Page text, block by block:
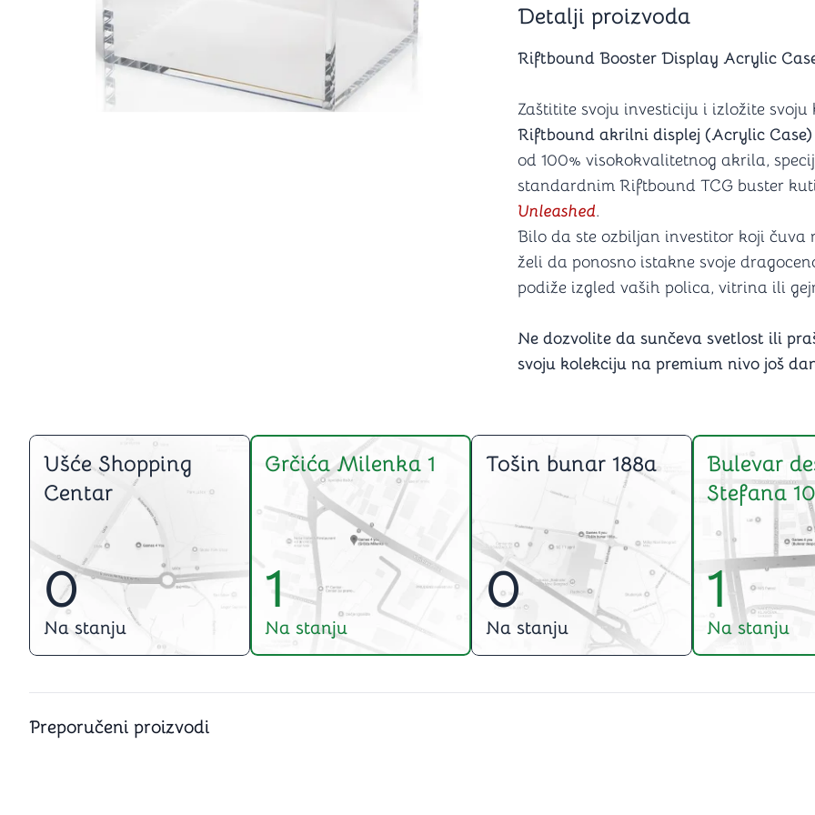
(TCG)
Yu-Gi-Oh
Pokemon
Šah
Domine
4 u 1 igre
Backgammon (Tavla)
Kockice
Kutijice
Mozgalice
Hanayama
Kocke
Ostale mozgalice
Stripovi
Detalji proizvoda
Riftbound Booster Display Acrylic
Zaštitite svoju investiciju i izložite
Riftbound akrilni displej (Acrylic Case)
od 100% visokokvalitetnog akrila,
standardnim Riftbound TCG buster
Unleashed.
Bilo da ste ozbiljan investitor koji čuva
želi da ponosno istakne svoje
podiže izgled vaših polica, vitrina ili
Ne dozvolite da sunčeva svetlost ili
svoju kolekciju na premium nivo još
Ušće Shopping
Centar
0
Na stanju
Grčića Milenka 1
1
Na stanju
Tošin bunar 188a
0
Na stanju
Bulevar
Stefana
1
Na stanju
Preporučeni proizvodi